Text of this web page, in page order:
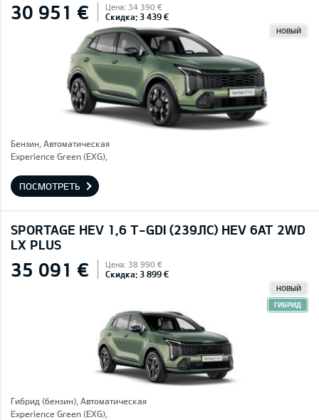
30 951 € Цена: 34 390 €
Скидка: 3 439 €
НОВЫЙ
Бензин, Автоматическая
Experience Green (EXG),
ПОСМОТРЕТЬ
SPORTAGE HEV 1,6 T-GDI (239ЛС) HEV 6AT 2WD
LX PLUS
35 091 € Цена: 38 990 €
Скидка: 3 899 €
НОВЫЙ
ГИБРИД
Гибрид (бензин), Автоматическая
Experience Green (EXG),